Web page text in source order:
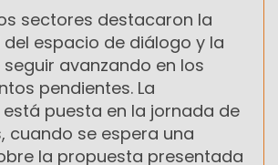
sectores destacaron la
espacio de diálogo y la
avanzando en los
pendientes. La
puesta en la jornada de
cuando se espera una
la propuesta presentada